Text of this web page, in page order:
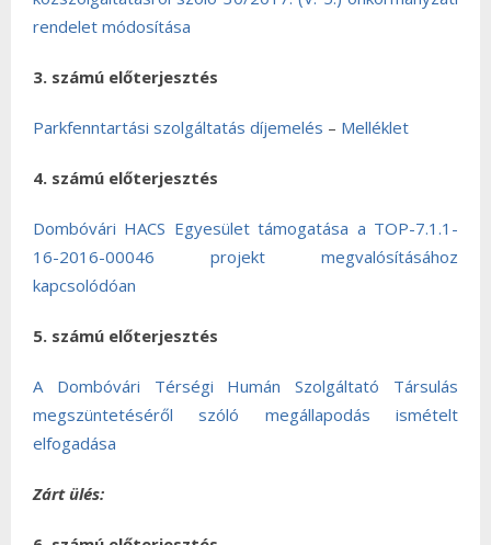
rendelet módosítása
3. számú előterjesztés
Parkfenntartási szolgáltatás díjemelés – Melléklet
4. számú előterjesztés
Dombóvári HACS Egyesület támogatása a TOP-7.1.1-
16-2016-00046 projekt megvalósításához
kapcsolódóan
5. számú előterjesztés
A Dombóvári Térségi Humán Szolgáltató Társulás
megszüntetéséről szóló megállapodás ismételt
elfogadása
Zárt ülés: